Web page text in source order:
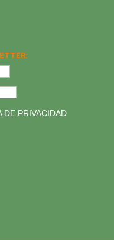
DE PRIVACIDAD